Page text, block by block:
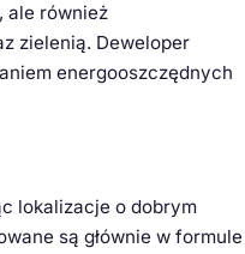
ale również
zielenią. Deweloper
energooszczędnych
lokalizacje o dobrym
są głównie w formule